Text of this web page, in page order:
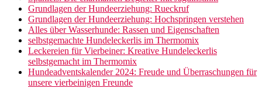
Grundlagen der Hundeerziehung: Rueckruf
Grundlagen der Hundeerziehung: Hochspringen verstehen
Alles über Wasserhunde: Rassen und Eigenschaften
selbstgemachte Hundeleckerlis im Thermomix
Leckereien für Vierbeiner: Kreative Hundeleckerlis
selbstgemacht im Thermomix
Hundeadventskalender 2024: Freude und Überraschungen für
unsere vierbeinigen Freunde